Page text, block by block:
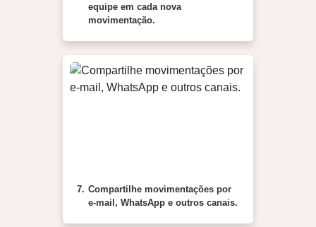
equipe em cada nova
movimentação.
7. Compartilhe movimentações por
e-mail, WhatsApp e outros canais.